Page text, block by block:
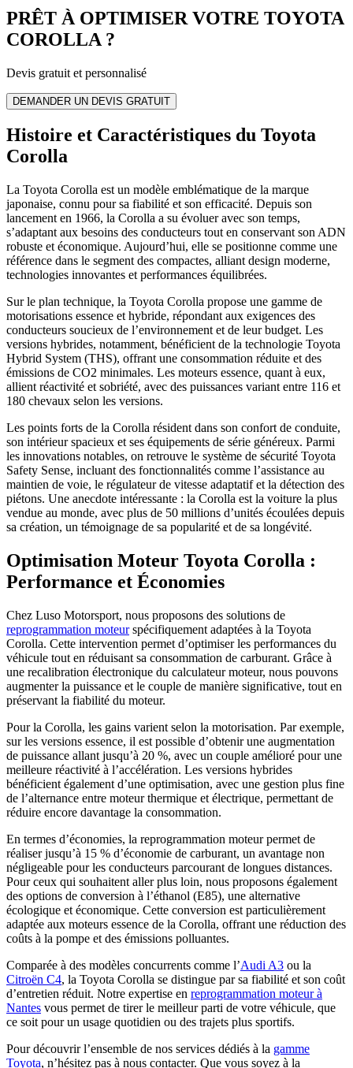
PRÊT À OPTIMISER VOTRE TOYOTA
COROLLA ?
Devis gratuit et personnalisé
DEMANDER UN DEVIS GRATUIT
Histoire et Caractéristiques du Toyota
Corolla
La Toyota Corolla est un modèle emblématique de la marque
japonaise, connu pour sa fiabilité et son efficacité. Depuis son
lancement en 1966, la Corolla a su évoluer avec son temps,
s’adaptant aux besoins des conducteurs tout en conservant son ADN
robuste et économique. Aujourd’hui, elle se positionne comme une
référence dans le segment des compactes, alliant design moderne,
technologies innovantes et performances équilibrées.
Sur le plan technique, la Toyota Corolla propose une gamme de
motorisations essence et hybride, répondant aux exigences des
conducteurs soucieux de l’environnement et de leur budget. Les
versions hybrides, notamment, bénéficient de la technologie Toyota
Hybrid System (THS), offrant une consommation réduite et des
émissions de CO2 minimales. Les moteurs essence, quant à eux,
allient réactivité et sobriété, avec des puissances variant entre 116 et
180 chevaux selon les versions.
Les points forts de la Corolla résident dans son confort de conduite,
son intérieur spacieux et ses équipements de série généreux. Parmi
les innovations notables, on retrouve le système de sécurité Toyota
Safety Sense, incluant des fonctionnalités comme l’assistance au
maintien de voie, le régulateur de vitesse adaptatif et la détection des
piétons. Une anecdote intéressante : la Corolla est la voiture la plus
vendue au monde, avec plus de 50 millions d’unités écoulées depuis
sa création, un témoignage de sa popularité et de sa longévité.
Optimisation Moteur Toyota Corolla :
Performance et Économies
Chez Luso Motorsport, nous proposons des solutions de
reprogrammation moteurspécifiquement adaptées à la Toyota
Corolla. Cette intervention permet d’optimiser les performances du
véhicule tout en réduisant sa consommation de carburant. Grâce à
une recalibration électronique du calculateur moteur, nous pouvons
augmenter la puissance et le couple de manière significative, tout en
préservant la fiabilité du moteur.
Pour la Corolla, les gains varient selon la motorisation. Par exemple,
sur les versions essence, il est possible d’obtenir une augmentation
de puissance allant jusqu’à 20 %, avec un couple amélioré pour une
meilleure réactivité à l’accélération. Les versions hybrides
bénéficient également d’une optimisation, avec une gestion plus fine
de l’alternance entre moteur thermique et électrique, permettant de
réduire encore davantage la consommation.
En termes d’économies, la reprogrammation moteur permet de
réaliser jusqu’à 15 % d’économie de carburant, un avantage non
négligeable pour les conducteurs parcourant de longues distances.
Pour ceux qui souhaitent aller plus loin, nous proposons également
des options de conversion à l’éthanol (E85), une alternative
écologique et économique. Cette conversion est particulièrement
adaptée aux moteurs essence de la Corolla, offrant une réduction des
coûts à la pompe et des émissions polluantes.
Comparée à des modèles concurrents comme l’Audi A3 ou la
Citroën C4, la Toyota Corolla se distingue par sa fiabilité et son coût
d’entretien réduit. Notre expertise en reprogrammation moteur à
Nantes vous permet de tirer le meilleur parti de votre véhicule, que
ce soit pour un usage quotidien ou des trajets plus sportifs.
Pour découvrir l’ensemble de nos services dédiés à la gamme
Toyota, n’hésitez pas à nous contacter. Que vous soyez à la